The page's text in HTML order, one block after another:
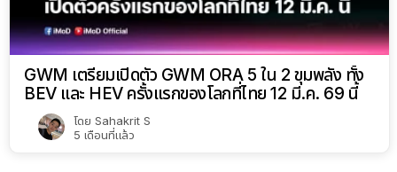
GWM เตรียมเปิดตัว GWM ORA 5 ใน 2 ขุมพลัง ทั้ง
BEV และ HEV ครั้งแรกของโลกที่ไทย 12 มี.ค. 69 นี้
โดย Sahakrit S
5 เดือนที่แล้ว